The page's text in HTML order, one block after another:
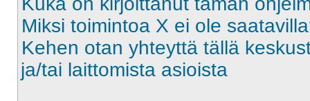
Miksi toimintoa X ei ole
Kehen otan yhteyttä tällä
ja/tai laittomista asioista